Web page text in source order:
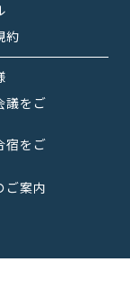
約
議をご
宿をご
ご案内